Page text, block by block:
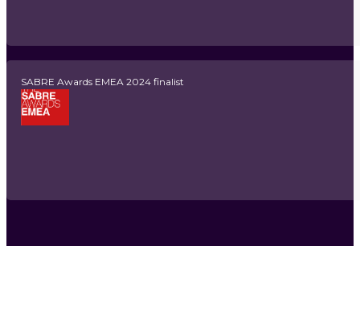
SABRE Awards EMEA 2024 finalist